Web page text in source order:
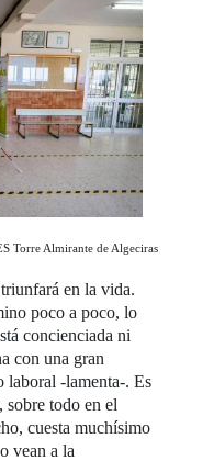
Torre Almirante de Algeciras
en la vida.
poco a poco, lo
concienciada ni
con una gran
laboral -lamenta-. Es
todo en el
cuesta muchísimo
vean a la